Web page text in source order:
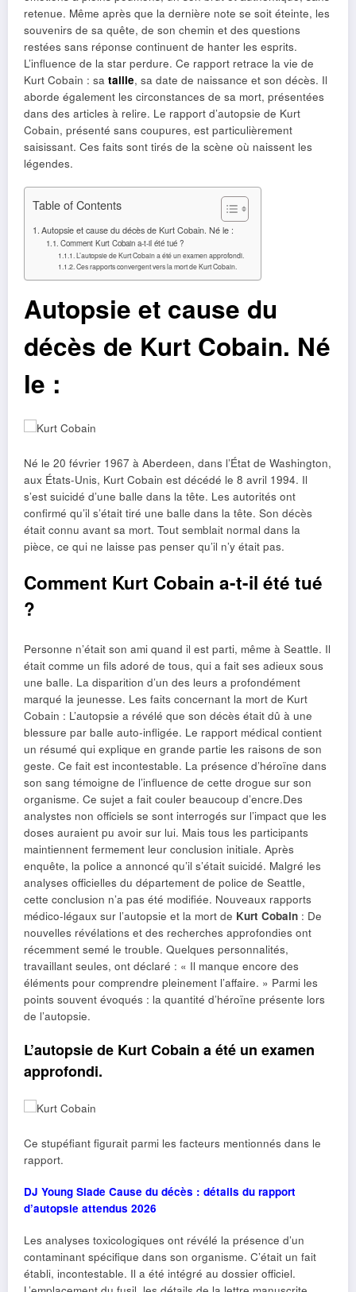
retenue. Même après que la dernière note se soit éteinte, les
souvenirs de sa quête, de son chemin et des questions
restées sans réponse continuent de hanter les esprits.
L’influence de la star perdure. Ce rapport retrace la vie de
Kurt Cobain : sa taille, sa date de naissance et son décès. Il
aborde également les circonstances de sa mort, présentées
dans des articles à relire. Le rapport d’autopsie de Kurt
Cobain, présenté sans coupures, est particulièrement
saisissant. Ces faits sont tirés de la scène où naissent les
légendes.
Table of Contents
Autopsie et cause du décès de Kurt Cobain. Né le :
Comment Kurt Cobain a-t-il été tué ?
L’autopsie de Kurt Cobain a été un examen approfondi.
Ces rapports convergent vers la mort de Kurt Cobain.
Autopsie et cause du
décès de Kurt Cobain. Né
le :
Né le 20 février 1967 à Aberdeen, dans l’État de Washington,
aux États-Unis, Kurt Cobain est décédé le 8 avril 1994. Il
s’est suicidé d’une balle dans la tête. Les autorités ont
confirmé qu’il s’était tiré une balle dans la tête. Son décès
était connu avant sa mort. Tout semblait normal dans la
pièce, ce qui ne laisse pas penser qu’il n’y était pas.
Comment Kurt Cobain a-t-il été tué
?
Personne n’était son ami quand il est parti, même à Seattle. Il
était comme un fils adoré de tous, qui a fait ses adieux sous
une balle. La disparition d’un des leurs a profondément
marqué la jeunesse. Les faits concernant la mort de Kurt
Cobain : L’autopsie a révélé que son décès était dû à une
blessure par balle auto-infligée. Le rapport médical contient
un résumé qui explique en grande partie les raisons de son
geste. Ce fait est incontestable. La présence d’héroïne dans
son sang témoigne de l’influence de cette drogue sur son
organisme. Ce sujet a fait couler beaucoup d’encre.Des
analystes non officiels se sont interrogés sur l’impact que les
doses auraient pu avoir sur lui. Mais tous les participants
maintiennent fermement leur conclusion initiale. Après
enquête, la police a annoncé qu’il s’était suicidé. Malgré les
analyses officielles du département de police de Seattle,
cette conclusion n’a pas été modifiée. Nouveaux rapports
médico-légaux sur l’autopsie et la mort de Kurt Cobain : De
nouvelles révélations et des recherches approfondies ont
récemment semé le trouble. Quelques personnalités,
travaillant seules, ont déclaré : « Il manque encore des
éléments pour comprendre pleinement l’affaire. » Parmi les
points souvent évoqués : la quantité d’héroïne présente lors
de l’autopsie.
L’autopsie de Kurt Cobain a été un examen
approfondi.
Ce stupéfiant figurait parmi les facteurs mentionnés dans le
rapport.
DJ Young Slade Cause du décès : détails du rapport
d’autopsie attendus 2026
Les analyses toxicologiques ont révélé la présence d’un
contaminant spécifique dans son organisme. C’était un fait
établi, incontestable. Il a été intégré au dossier officiel.